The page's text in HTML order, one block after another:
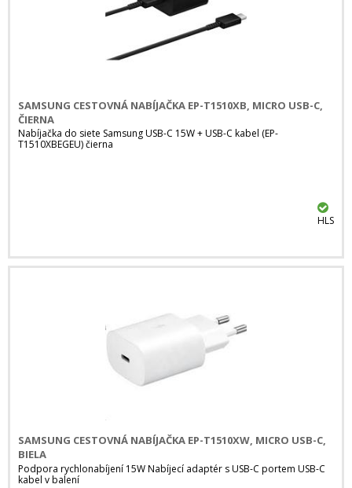
SAMSUNG CESTOVNÁ NABÍJAČKA EP-T1510XB, MICRO USB-C,
ČIERNA
Nabíjačka do siete Samsung USB-C 15W + USB-C kabel (EP-
T1510XBEGEU) čierna
HLS
SAMSUNG CESTOVNÁ NABÍJAČKA EP-T1510XW, MICRO USB-C,
BIELA
Podpora rychlonabíjení 15W Nabíjecí adaptér s USB-C portem USB-C
kabel v balení